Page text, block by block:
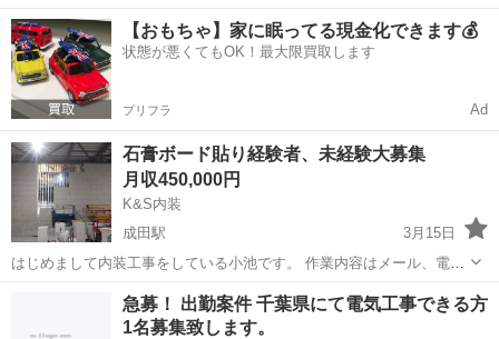
（AT限定可）を使用し、主に個人宅や企業様に「通販サイト・ネット
スーパーの品物」や「ウォーターサーバーの水」などを小型荷物の配
達するシンプルなお仕事です...
千葉 成田市 成田駅 ドライバー 未経験
【おもちゃ】家に眠ってる現金化できます💰
状態が悪くてもOK！最大限買取します
プリフラ Ad
石膏ボード貼り経験者、未経験大募集
月収450,000円
K&S内装
成田駅
3月15日
はじめまして内装工事をしている小池です。 作業内容はメール、電話
で詳しく説明します。女性でも大歓迎です。 やる気次第でかなり稼げ
ます。 よろしくお願いします。
成田駅 内装職人
急募！ 出勤案件 千葉県にて電気工事できる方
1名募集致します。